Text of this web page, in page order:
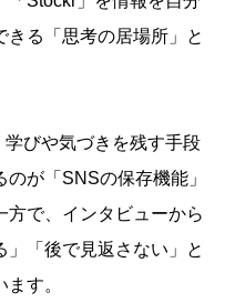
きる「思考の居場所」と
びや気づきを残す手段
が「SNSの保存機能」
方で、インタビューから
」「後で見返さない」と
す。